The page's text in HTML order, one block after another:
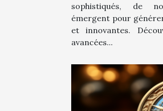
sophistiqués, de
émergent pour
et innovantes.
avancées...